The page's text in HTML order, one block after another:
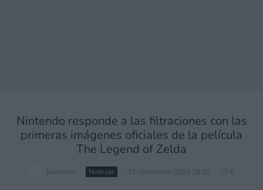
Nintendo responde a las filtraciones con las
primeras imágenes oficiales de la película
The Legend of Zelda
javimikau Noticias 17 noviembre, 2025 18:32 6